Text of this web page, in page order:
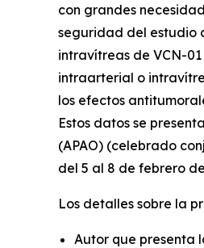
con grandes
seguridad del estudio
intravítreas de VCN-
intraarterial o
los efectos
Estos datos se
(APAO) (celebrado
del 5 al 8 de febrero
Los detalles sobre la
Autor que presenta